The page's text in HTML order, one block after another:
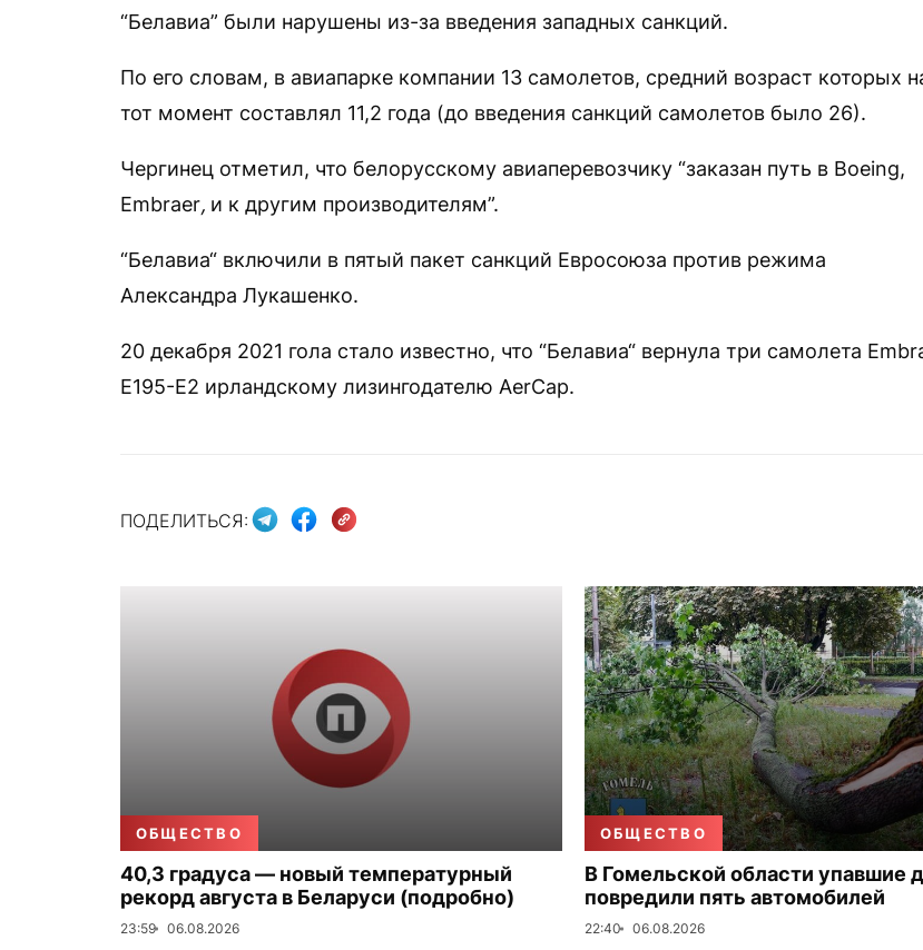
“Белавиа” были нарушены из-за введения западных санкций.
По его словам, в авиапарке компании 13 самолетов, средний возраст которых
тот момент составлял 11,2 года (до введения санкций самолетов было 26).
Чергинец отметил, что белорусскому авиаперевозчику “заказан путь в Boeing,
Embraer, и к другим производителям”.
“Белавиа“ включили в пятый пакет санкций Евросоюза против режима
Александра Лукашенко.
20 декабря 2021 гола стало известно, что “Белавиа“ вернула три самолета
E195-E2 ирландскому лизингодателю AerCap.
ПОДЕЛИТЬСЯ:
ОБЩЕСТВО
40,3 градуса — новый температурный
рекорд августа в Беларуси (подробно)
23:59 06.08.2026
ОБЩЕСТВО
В Гомельской области упавшие
повредили пять автомобилей
22:40 06.08.2026